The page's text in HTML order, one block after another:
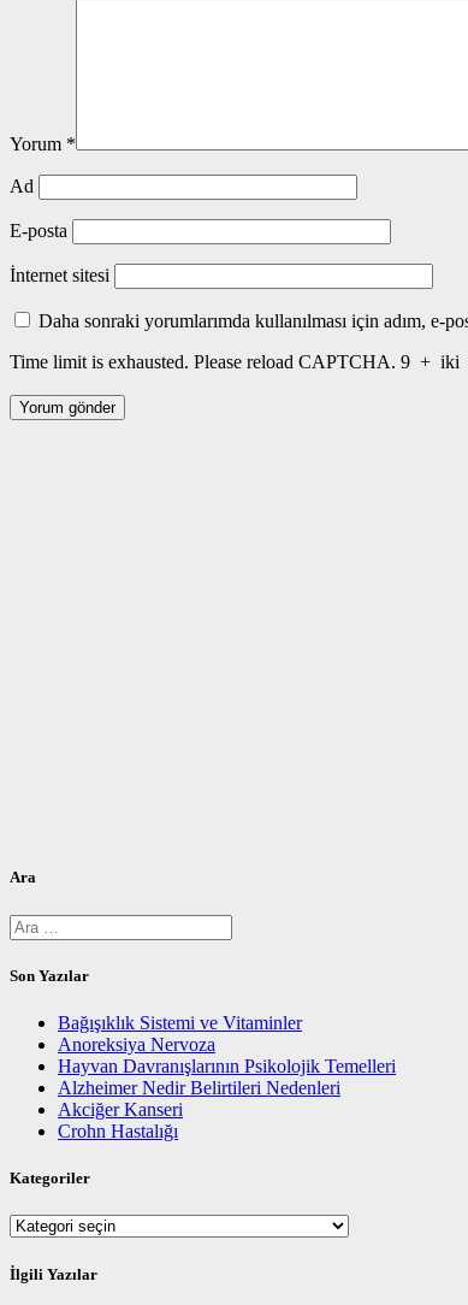
Yorum *
Ad
E-posta
İnternet sitesi
Daha sonraki yorumlarımda kullanılması için adım, e-
Time limit is exhausted. Please reload CAPTCHA. 9 + iki
Ara
Arama:
Son Yazılar
Bağışıklık Sistemi ve Vitaminler
Anoreksiya Nervoza
Hayvan Davranışlarının Psikolojik Temelleri
Alzheimer Nedir Belirtileri Nedenleri
Akciğer Kanseri
Crohn Hastalığı
Kategoriler
Kategoriler
İlgili Yazılar